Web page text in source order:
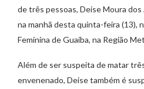
de três pessoas, Deise Moura
na manhã desta quinta-feira (13),
Feminina de Guaíba, na Região
Além de ser suspeita de matar
envenenado, Deise também é